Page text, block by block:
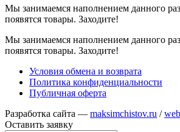
Мы занимаемся наполнением данного
появятся товары. Заходите!
Мы занимаемся наполнением данного
появятся товары. Заходите!
Условия обмена и возврата
Политика конфиденциальности
Публичная оферта
Разработка сайта — maksimchistov.ru /
Оставить заявку